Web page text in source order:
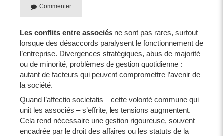
Commenter
Les conflits entre associés ne sont pas rares, surtout
lorsque des désaccords paralysent le fonctionnement de
l’entreprise. Divergences stratégiques, abus de majorité
ou de minorité, problèmes de gestion quotidienne :
autant de facteurs qui peuvent compromettre l’avenir de
la société.
Quand l’affectio societatis – cette volonté commune qui
unit les associés – s’effrite, les tensions augmentent.
Cela rend nécessaire une gestion rigoureuse, souvent
encadrée par le droit des affaires ou les statuts de la